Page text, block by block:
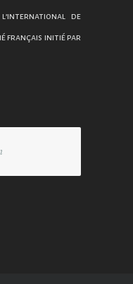
de
français initié par